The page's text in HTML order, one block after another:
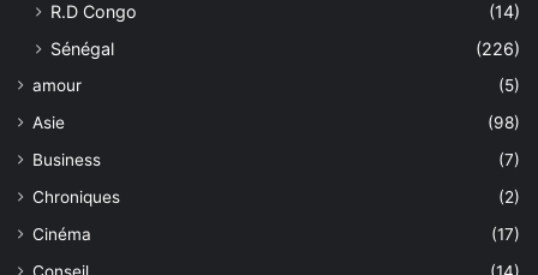
R.D Congo
(14)
Sénégal
(226)
amour
(5)
Asie
(98)
Business
(7)
Chroniques
(2)
Cinéma
(17)